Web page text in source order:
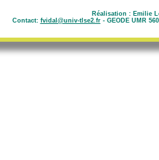
Réalisation : Emilie
Contact: fvidal@univ-tlse2.fr- GEODE UMR